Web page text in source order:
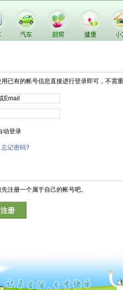
已有的帐号信息直接进行登录即可，不需
动登录
忘记密码?
注册一个属于自己的帐号吧。
册